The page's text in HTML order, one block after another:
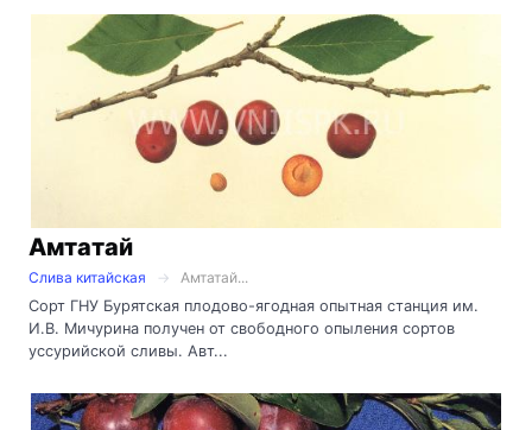
Амтатай
Слива китайская
Амтатай...
Сорт ГНУ Бурятская плодово-ягодная опытная станция им.
И.В. Мичурина получен от свободного опыления сортов
уссурийской сливы. Авт...